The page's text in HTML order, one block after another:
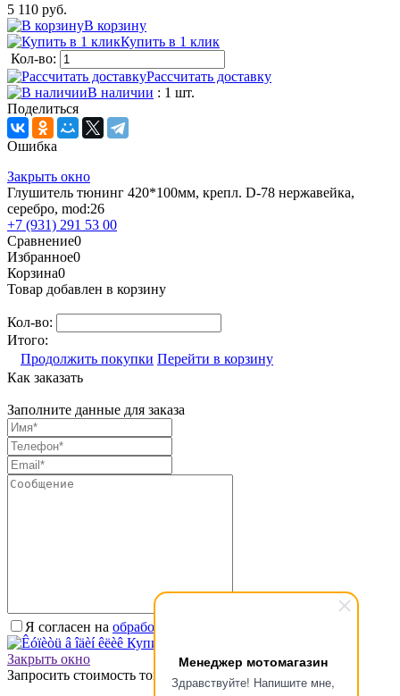
Менеджер мотомагазин
Здравствуйте! Напишите мне,
5 110 руб.
В корзину
Купить в 1 клик
Кол-во:
Рассчитать доставку
В наличии : 1 шт.
Поделиться
Ошибка
Закрыть окно
Глушитель тюнинг 420*100мм, крепл. D-78 нержавейка,
серебро, mod:26
+7 (931) 291 53 00
Сравнение0
Избранное0
Корзина0
Товар добавлен в корзину
Кол-во:
Итого:
Продолжить покупки Перейти в корзину
Как заказать
Заполните данные для заказа
Я согласен на обработку персональных данных.
Купить в один клик
Закрыть окно
Запросить стоимость товара